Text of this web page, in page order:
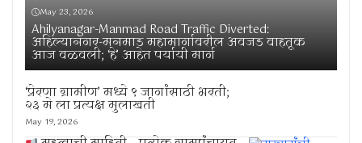
May 23, 2026
Ahilyanagar-Manmad Road Traffic Diverted:
अहिल्यानगर-मनमाड महामार्गावरील अवजड वाहतूक
आज वळवली; ‘हे’ आहेत पर्यायी मार्ग
‘प्रेरणा ग्रामीण’ मध्ये ९ जागांसाठी भरती;
२३ मे ला प्रत्यक्ष मुलाखती
May 19, 2026